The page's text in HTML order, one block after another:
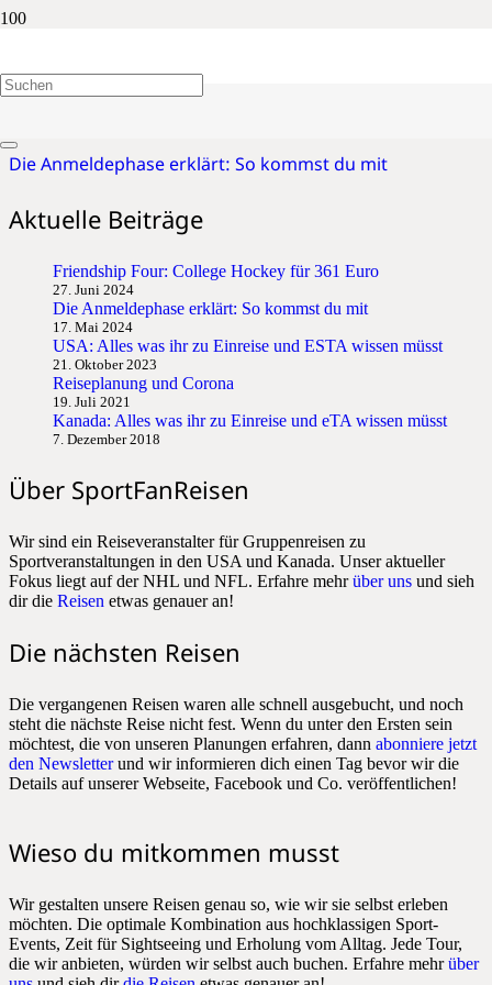
Anmeldung
Die Anmeldephase erklärt: So kommst du mit
Aktuelle Beiträge
Friendship Four: College Hockey für 361 Euro
27. Juni 2024
Die Anmeldephase erklärt: So kommst du mit
17. Mai 2024
USA: Alles was ihr zu Einreise und ESTA wissen müsst
21. Oktober 2023
Reiseplanung und Corona
19. Juli 2021
Kanada: Alles was ihr zu Einreise und eTA wissen müsst
7. Dezember 2018
Über SportFanReisen
Wir sind ein Reiseveranstalter für Gruppenreisen zu
Sportveranstaltungen in den USA und Kanada. Unser aktueller
Fokus liegt auf der NHL und NFL. Erfahre mehrüber uns und sieh
dir die Reisen etwas genauer an!
Die nächsten Reisen
Die vergangenen Reisen waren alle schnell ausgebucht, und noch
steht die nächste Reise nicht fest. Wenn du unter den Ersten sein
möchtest, die von unseren Planungen erfahren, dann abonniere jetzt
den Newsletterund wir informieren dich einen Tag bevor wir die
Details auf unserer Webseite, Facebook und Co. veröffentlichen!
Wieso du mitkommen musst
Wir gestalten unsere Reisen genau so, wie wir sie selbst erleben
möchten. Die optimale Kombination aus hochklassigen Sport-
Events, Zeit für Sightseeing und Erholung vom Alltag. Jede Tour,
die wir anbieten, würden wir selbst auch buchen. Erfahre mehrüber